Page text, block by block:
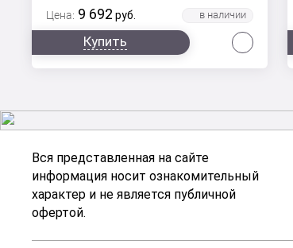
Цена: 9 692 руб.
Купить
Вся представленная на сайте
информация носит ознакомительный
характер и не является публичной
офертой.